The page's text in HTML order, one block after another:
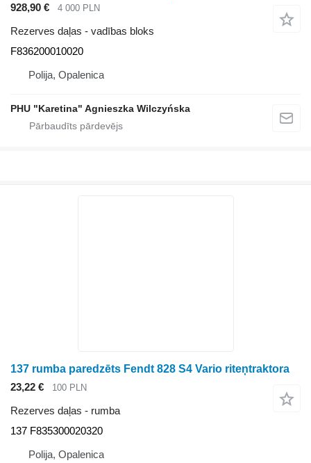
928,90 € 4 000 PLN
Rezerves daļas - vadības bloks
F836200010020
Polija, Opalenica
PHU "Karetina" Agnieszka Wilczyńska
137 rumba paredzēts Fendt 828 S4 Vario riteņtraktora
23,22 €
100 PLN
Rezerves daļas - rumba
137 F835300020320
Polija, Opalenica